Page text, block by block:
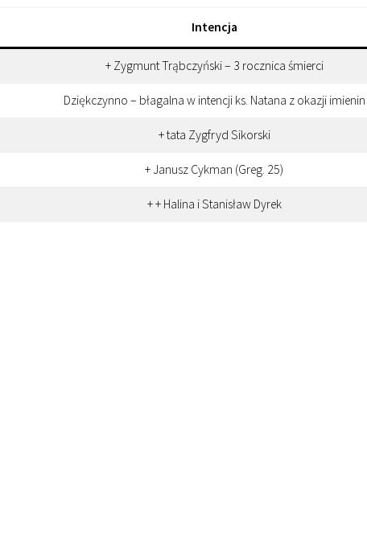
Intencja
+ Zygmunt Trąbczyński – 3 rocznica śmierci
Dziękczynno – błagalna w intencji ks. Natana z okazji imienin
+ tata Zygfryd Sikorski
+ Janusz Cykman (Greg. 25)
+ + Halina i Stanisław Dyrek